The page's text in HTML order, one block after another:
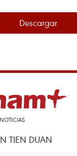
Descargar
TIEN DUAN